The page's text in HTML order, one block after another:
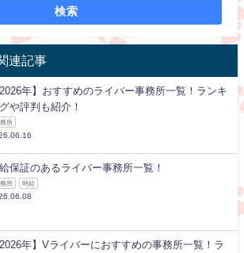
検索
連記事
2026年】おすすめのライバー事務所一覧！ランキ
や評判も紹介！
所
保証のあるライバー事務所一覧！
所 時給
2026年】Vライバーにおすすめの事務所一覧！ラ